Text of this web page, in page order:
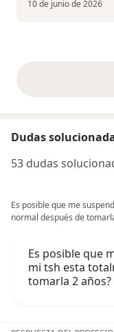
10 de junio de 2026
Dudas
53 dudas
Es posible que me
normal después de
Es posible que
mi tsh esta
tomarla 2 años?